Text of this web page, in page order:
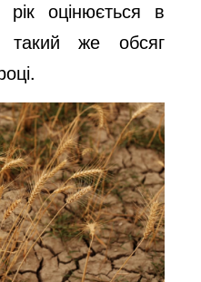
оцінюється в
же обсяг